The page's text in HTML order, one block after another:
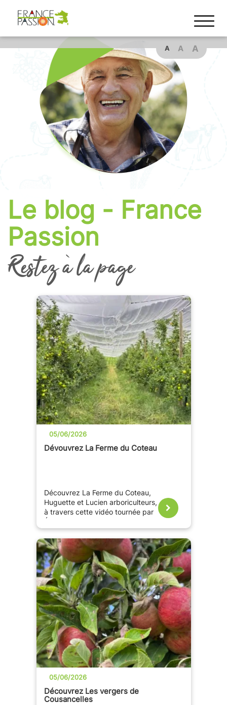
A A A
Le blog - France
Passion
Restez à la page
05/06/2026
Dévouvrez La Ferme du Coteau
Découvrez La Ferme du Coteau,
Huguette et Lucien arboriculteurs,
à travers cette vidéo tournée par
05/06/2026
Découvrez Les vergers de
Cousancelles